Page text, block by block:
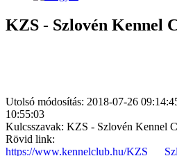
KZS - Szlovén Kennel
Utolsó módosítás: 2018-07-26
10:55:03
Kulcsszavak: KZS - Szlovén Kennel
Rövid link:
https://www.kennelclub.hu/